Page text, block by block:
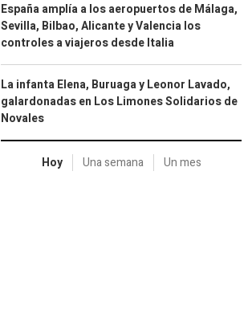
España amplía a los aeropuertos de Málaga,
Sevilla, Bilbao, Alicante y Valencia los
controles a viajeros desde Italia
La infanta Elena, Buruaga y Leonor Lavado,
galardonadas en Los Limones Solidarios de
Novales
Hoy Una semana Un mes